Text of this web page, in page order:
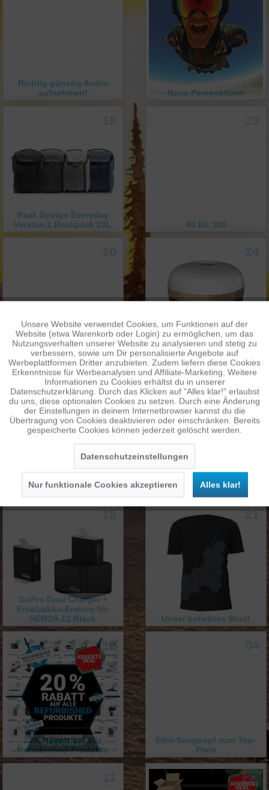
❄
Richtig günstig Audio
aufnehmen!
Neue Perspektiven
Peak Design Everyday
Version 2 Backpack 20L
90 für 100
*** Artikel 8488 nicht
verfügbar. ***
Frohes Fest!
Euro
17
verfügbar. ***
GoPro Dual Charger +
Ersatzakku-Enduro für
HERO9-12 Black
18
Unser beliebtes Shirt!
21
20% Rabatt auf alle
Refurbished-Produkte
12
Edel-Saugnapf zum Top-
Preis
22
Funktionale Aktiv
Tracking Inaktiv
Personalisierung Inaktiv
Service Inaktiv
Unsere Website verwendet Cookies, um Funktionen auf der
Website (etwa Warenkorb oder Login) zu ermöglichen, um das
Nutzungsverhalten unserer Website zu analysieren und stetig zu
verbessern, sowie um Dir personalisierte Angebote auf
Werbeplattformen Dritter anzubieten. Zudem liefern diese Cookies
Erkenntnisse für Werbeanalysen und Affiliate-Marketing. Weitere
Informationen zu Cookies erhältst du in unserer
Datenschutzerklärung. Durch das Klicken auf "Alles klar!" erlaubst
du uns, diese optionalen Cookies zu setzen. Durch eine Änderung
der Einstellungen in deinem Internetbrowser kannst du die
Übertragung von Cookies deaktivieren oder einschränken. Bereits
gespeicherte Cookies können jederzeit gelöscht werden.
Datenschutzeinstellungen
Nur funktionale Cookies akzeptieren Alles klar!